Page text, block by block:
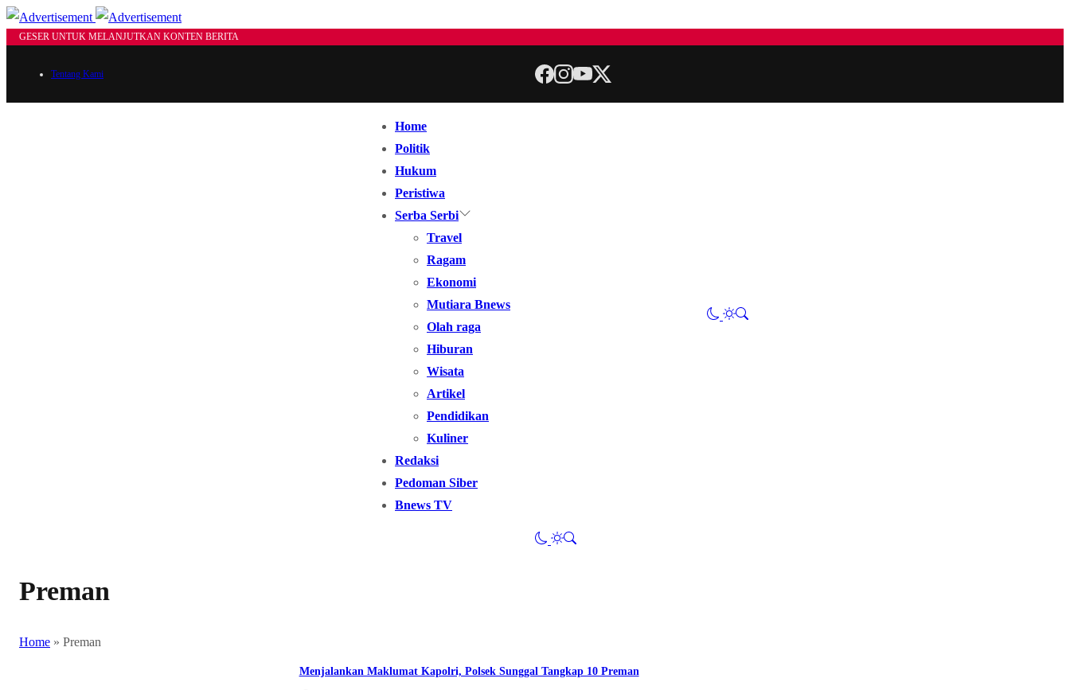
GESER UNTUK MELANJUTKAN KONTEN BERITA
Tentang Kami
Home
Politik
Hukum
Peristiwa
Serba Serbi
Travel
Ragam
Ekonomi
Mutiara Bnews
Olah raga
Hiburan
Wisata
Artikel
Pendidikan
Kuliner
Redaksi
Pedoman Siber
Bnews TV
Preman
Home » Preman
Menjalankan Maklumat Kapolri, Polsek Sunggal Tangkap 10 Preman